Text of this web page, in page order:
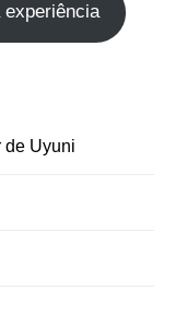
experiência
de Uyuni